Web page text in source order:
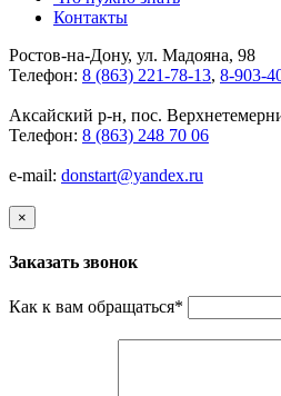
Контакты
Ростов-на-Дону, ул. Мадояна, 98
Телефон: 8 (863) 221-78-13, 8-903-
Аксайский р-н, пос.
Телефон: 8 (863) 248 70 06
e-mail: donstart@yandex.ru
×
Заказать звонок
Как к вам обращаться*